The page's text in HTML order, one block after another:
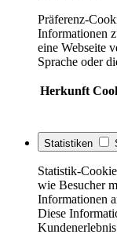
Präferenz-
Informationen
eine Webseite
Sprache oder
Herkunft
Statistiken
Statistik-
wie Besucher
Informationen
Diese